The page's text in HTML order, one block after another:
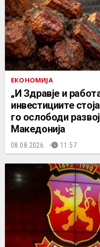
ЕКОНОМИЈА
„И Здравје и
инвестициите
го ослободи
Македонија
08.08.2026. 11:57